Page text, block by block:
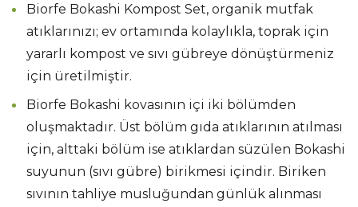
Biorfe Bokashi Kompost Set, organik mutfak
atıklarınızı; ev ortamında kolaylıkla, toprak için
yararlı kompost ve sıvı gübreye dönüştürmeniz
için üretilmiştir.
Biorfe Bokashi kovasının içi iki bölümden
oluşmaktadır. Üst bölüm gıda atıklarının atılması
için, alttaki bölüm ise atıklardan süzülen Bokashi
suyunun (sıvı gübre) birikmesi içindir. Biriken
sıvının tahliye musluğundan günlük alınması